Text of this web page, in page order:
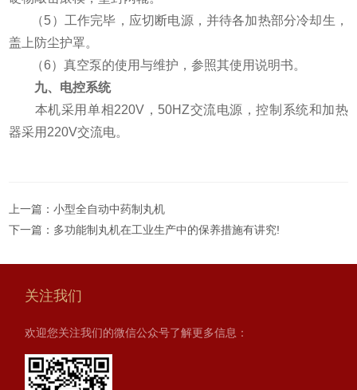
（5）工作完毕，应切断电源，并待各加热部分冷却生，
盖上防尘护罩。
（6）真空泵的使用与维护，参照其使用说明书。
九、电控系统
本机采用单相220V，50HZ交流电源，控制系统和加热
器采用220V交流电。
上一篇：小型全自动中药制丸机
下一篇： 多功能制丸机在工业生产中的保养措施有讲究!
关注我们
欢迎您关注我们的微信公众号了解更多信息：